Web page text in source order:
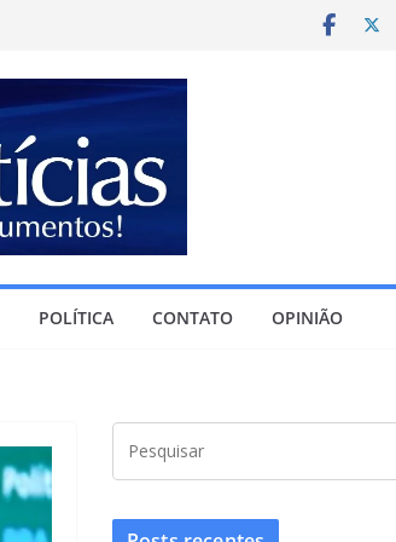
POLÍTICA CONTATO OPINIÃO